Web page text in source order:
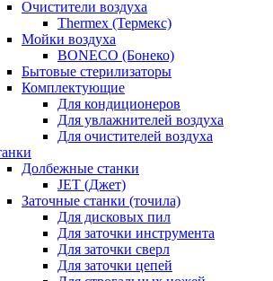
Очистители воздуха
Thermex (Термекс)
Мойки воздуха
BONECO (Бонеко)
Бытовые стерилизаторы
Комплектующие
Для кондиционеров
Для увлажнителей воздуха
Для очистителей воздуха
Долбежные станки
JET (Джет)
Заточные станки (точила)
Для дисковых пил
Для заточки инструмента
Для заточки сверл
Для заточки цепей